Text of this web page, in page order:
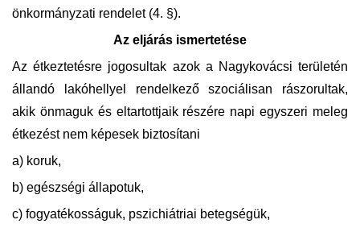
önkormányzati rendelet (4. §).
Az eljárás ismertetése
Az étkeztetésre jogosultak azok a Nagykovácsi területén
állandó lakóhellyel rendelkező szociálisan rászorultak,
akik önmaguk és eltartottjaik részére napi egyszeri meleg
étkezést nem képesek biztosítani
a) koruk,
b) egészségi állapotuk,
c) fogyatékosságuk, pszichiátriai betegségük,